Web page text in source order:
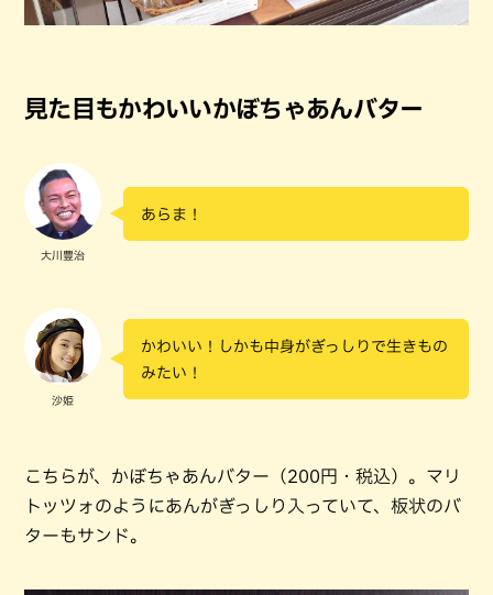
見た目もかわいいかぼちゃあんバター
大川豊治
あらま！
沙姫
かわいい！しかも中身がぎっしりで生きもの
みたい！
こちらが、かぼちゃあんバター（200円・税込）。マリ
トッツォのようにあんがぎっしり入っていて、板状のバ
ターもサンド。